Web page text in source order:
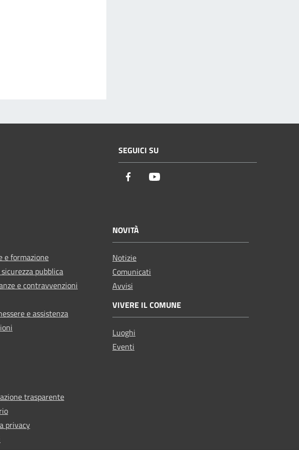
SEGUICI SU
Facebook
e formazione
pubblica
e contravvenzioni
e assistenza
NOVITÀ
Notizie
Comunicati
Avvisi
VIVERE IL COMUNE
Luoghi
Eventi
trasparente
privacy